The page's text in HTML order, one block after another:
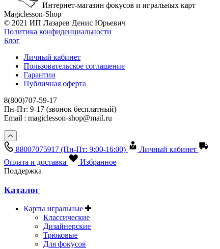
Интернет-магазин фокусов и игральных карт
Magiclesson-Shop
© 2021 ИП Лазарев Денис Юрьевич
Политика конфиденциальности
Блог
Личный кабинет
Пользовательское соглашение
Гарантии
Публичная оферта
8(800)707-59-17
Пн-Пт: 9-17 (звонок бесплатный)
Email : magiclesson-shop@mail.ru
88007075917 (Пн-Пт: 9:00-16:00)
Личный кабинет
Оплата и доставка
Избранное
Поддержка
Каталог
Карты игральные
Классические
Дизайнерские
Трюковые
Для фокусов